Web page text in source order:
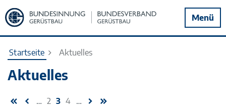
Zur
Startseite
Menü
Startseite Aktuelles
Aktuelles
… 2 3 4 …